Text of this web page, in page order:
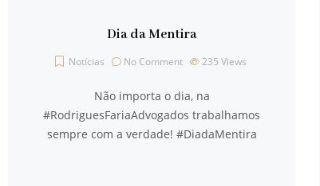
Dia da Mentira
Notícias No Comment 235 Views
Não importa o dia, na
‪#‎RodriguesFariaAdvogados‬ trabalhamos
sempre com a verdade! ‪#‎DiadaMentira‬